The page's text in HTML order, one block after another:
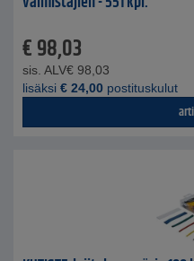
€98,03
sis. ALV€ 98,03
lisäksi € 24,00 postituskulut